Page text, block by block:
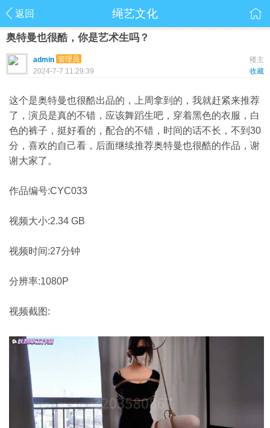
返回 绳艺文化
奥特曼也很酷，你是艺术生吗？
楼主
admin 管理员
收藏
2024-7-7 11:29:39
这个是奥特曼也很酷出品的，上周拿到的，我就赶紧来推荐
了，演员是真的不错，应该舞蹈生吧，穿着黑色的衣服，白
色的裤子，挺好看的，配合的不错，时间的话不长，不到30
分，喜欢的自己看，后面继续推荐奥特曼也很酷的作品，谢
谢大家了。
作品编号:CYC033
视频大小:2.34 GB
视频时间:27分钟
分辨率:1080P
视频截图: